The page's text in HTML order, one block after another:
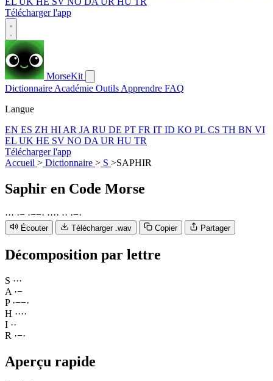
Télécharger l'app
MorseKit
Dictionnaire Académie Outils Apprendre FAQ
Langue
EN ES ZH HI AR JA RU DE PT FR IT ID KO PL CS TH BN VI
EL UK HE SV NO DA UR HU TR
Télécharger l'app
Accueil > Dictionnaire > S >SAPHIR
Saphir en Code Morse
··· ·− ·−−· ···· ·· ·−·
Écouter Télécharger .wav Copier Partager
Décomposition par lettre
S ···
A ·−
P ·−−·
H ····
I ··
R ·−·
Aperçu rapide